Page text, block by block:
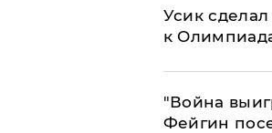
Усик
к
"Война
Фейгин